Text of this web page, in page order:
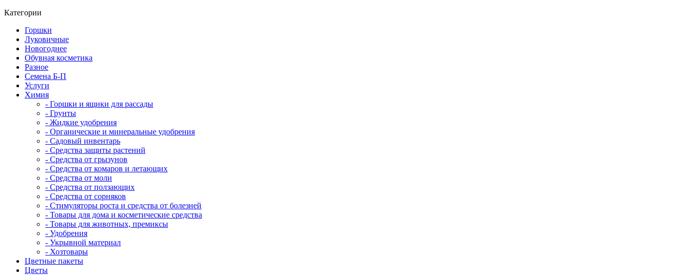
Категории
Горшки
Луковичные
Новогоднее
Обувная косметика
Разное
Семена Б-П
Услуги
Химия
- Горшки и ящики для рассады
- Грунты
- Жидкие удобрения
- Органические и минеральные удобрения
- Садовый инвентарь
- Средства защиты растений
- Средства от грызунов
- Средства от комаров и летающих
- Средства от моли
- Средства от ползающих
- Средства от сорняков
- Стимуляторы роста и средства от болезней
- Товары для дома и косметические средства
- Товары для животных, премиксы
- Удобрения
- Укрывной материал
- Хозтовары
Цветные пакеты
Цветы